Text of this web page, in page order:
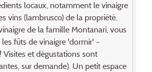
locaux, notamment le vinaigre
vins (lambrusco) de la propriété.
de la famille Montanari, vous
fûts de vinaigre 'dormir' –
Visites et dégustations sont
sur demande). Un petit espace